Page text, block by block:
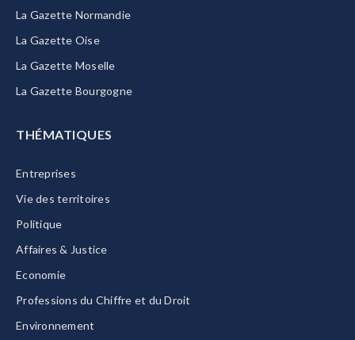
La Gazette Normandie
La Gazette Oise
La Gazette Moselle
La Gazette Bourgogne
THÉMATIQUES
Entreprises
Vie des territoires
Politique
Affaires & Justice
Economie
Professions du Chiffre et du Droit
Environnement